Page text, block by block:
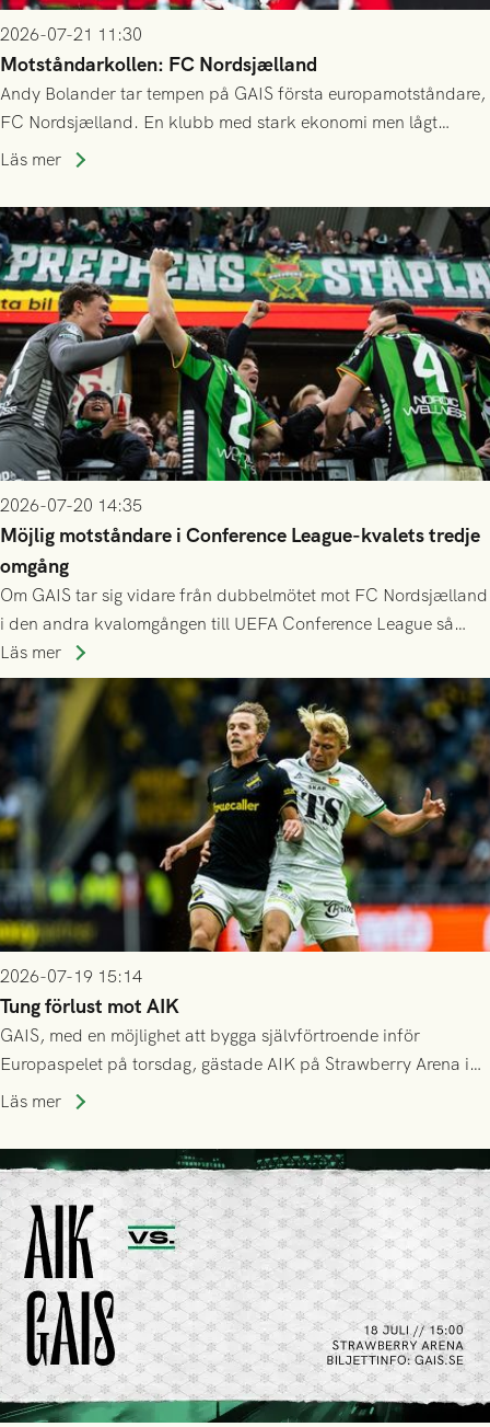
2026-07-21 11:30
Motståndarkollen: FC Nordsjælland
Andy Bolander tar tempen på GAIS första europamotståndare,
FC Nordsjælland. En klubb med stark ekonomi men lågt
publiksnitt, ett lag med både kollektiv styrka och individuell
Läs mer
2026-07-20 14:35
Möjlig motståndare i Conference League-kvalets tredje
omgång
Om GAIS tar sig vidare från dubbelmötet mot FC Nordsjælland
i den andra kvalomgången till UEFA Conference League så
spelas den tredje kvalomgången kort därpå. Motståndare blir
då vinnaren i mötet mellan isländska Valur och HŠK Zrinjski
Mostar från Bosnien och Hercegovina.
Läs mer
2026-07-19 15:14
Tung förlust mot AIK
GAIS, med en möjlighet att bygga självförtroende inför
Europaspelet på torsdag, gästade AIK på Strawberry Arena i
Stockholm . Men trots konstant hotande i första halvlek av
lyckades få in 2-0.
Läs mer